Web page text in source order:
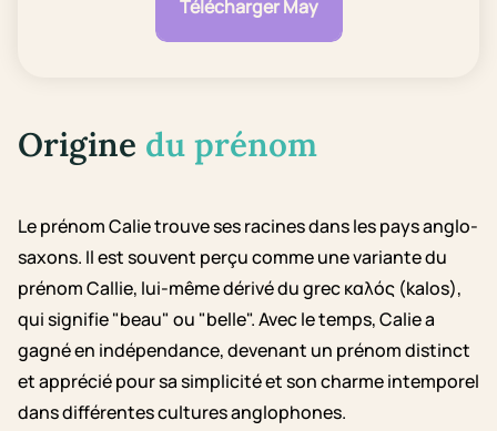
Télécharger May
Origine du prénom
Le prénom Calie trouve ses racines dans les pays anglo-
saxons. Il est souvent perçu comme une variante du
prénom Callie, lui-même dérivé du grec καλός (kalos),
qui signifie "beau" ou "belle". Avec le temps, Calie a
gagné en indépendance, devenant un prénom distinct
et apprécié pour sa simplicité et son charme intemporel
dans différentes cultures anglophones.